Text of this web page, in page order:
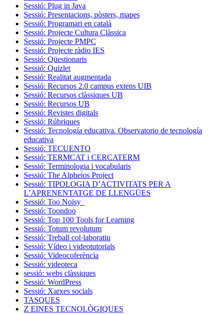
Sessió: Plug in Java
Sessió: Presentacions, pòsters, mapes
Sessió: Programari en català
Sessió: Projecte Cultura Clàssica
Sessió: Projecte PMPC
Sessió: Projecte ràdio IES
Sessió: Qüestionaris
Sessió: Quizlet
Sessió: Realitat augmentada
Sessió: Recursos 2.0 campus extens UIB
Sessió: Recursos clàssiques UB
Sessió: Recursos UB
Sessió: Revistes digitals
Sessió: Rúbriques
Sessió: Tecnología educativa. Observatorio de tecnología
educativa
Sessió: TECUENTO
Sessió: TERMCAT i CERCATERM
Sessió: Terminologia i vocabularis
Sessió: The Alpheios Project
Sessió: TIPOLOGIA D’ACTIVITATS PER A
L’APRENENTATGE DE LLENGÜES
Sessió: Too Noisy
Sessió: Toondoo
Sessió: Top 100 Tools for Learning
Sessió: Totum revolutum
Sessió: Treball col·laboratiu
Sessió: Vídeo i videotutorials
Sessió: Videocoferència
Sessió: videoteca
sessió: webs clàssiques
Sessió: WordPress
Sessió: Xarxes socials
TASQUES
Z EINES TECNOLÒGIQUES